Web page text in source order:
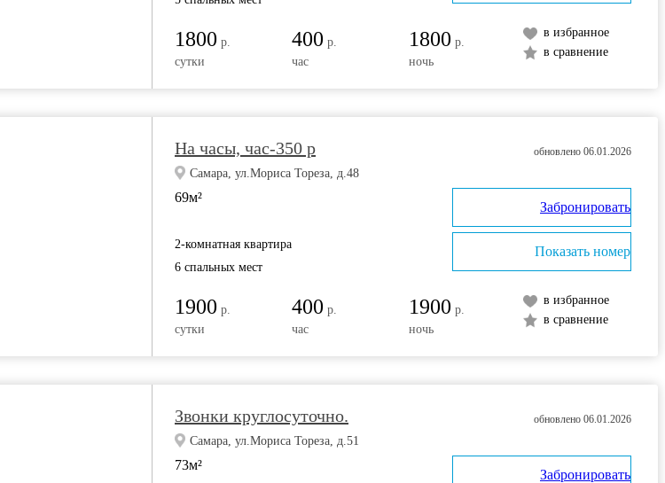
1800 р.
сутки
400 р.
час
1800 р.
ночь
в избранное
в сравнение
На часы, час-350 р
Самара, ул.Мориса Тореза, д.48
69м²
2-комнатная квартира
6 спальных мест
1900 р.
сутки
400 р.
час
1900 р.
ночь
обновлено 06.01.2026
в избранное
в сравнение
Забронировать
Показать номер
Звонки круглосуточно.
Самара, ул.Мориса Тореза, д.51
73м²
обновлено 06.01.2026
Забронировать